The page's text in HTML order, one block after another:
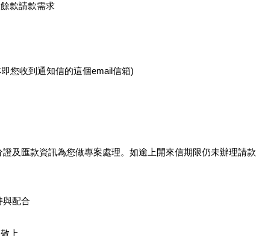
款請款需求
您收到通知信的這個email信箱)
及匯款資訊為您做專案處理。如逾上開來信期限仍未辦理請
與配合
上